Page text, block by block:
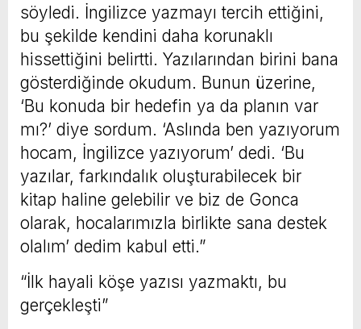
söyledi. İngilizce yazmayı tercih ettiğini,
bu şekilde kendini daha korunaklı
hissettiğini belirtti. Yazılarından birini bana
gösterdiğinde okudum. Bunun üzerine,
‘Bu konuda bir hedefin ya da planın var
mı?’ diye sordum. ‘Aslında ben yazıyorum
hocam, İngilizce yazıyorum’ dedi. ‘Bu
yazılar, farkındalık oluşturabilecek bir
kitap haline gelebilir ve biz de Gonca
olarak, hocalarımızla birlikte sana destek
olalım’ dedim kabul etti.”
“İlk hayali köşe yazısı yazmaktı, bu
gerçekleşti”